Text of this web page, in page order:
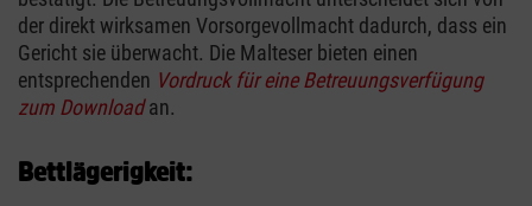
der direkt wirksamen Vorsorgevollmacht dadurch, dass ein
Gericht sie überwacht. Die Malteser bieten einen
entsprechenden Vordruck für eine Betreuungsverfügung
zum Downloadan.
Bettlägerigkeit: